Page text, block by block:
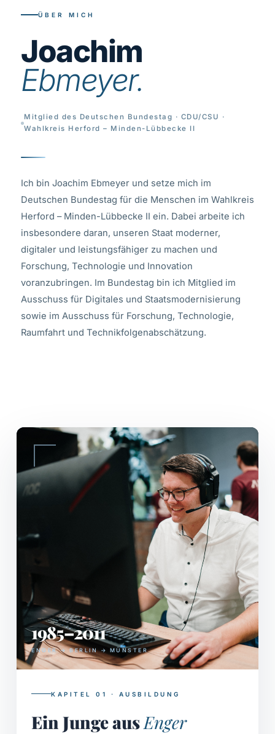
ÜBER MICH
Joachim
Ebmeyer.
Mitglied des Deutschen Bundestag · CDU/CSU ·
Wahlkreis Herford – Minden-Lübbecke II
Ich bin Joachim Ebmeyer und setze mich im
Deutschen Bundestag für die Menschen im Wahlkreis
Herford – Minden-Lübbecke II ein. Dabei arbeite ich
insbesondere daran, unseren Staat moderner,
digitaler und leistungsfähiger zu machen und
Forschung, Technologie und Innovation
voranzubringen. Im Bundestag bin ich Mitglied im
Ausschuss für Digitales und Staatsmodernisierung
sowie im Ausschuss für Forschung, Technologie,
Raumfahrt und Technikfolgenabschätzung.
1985–2011
ENGER → BERLIN → MÜNSTER
KAPITEL 01 · AUSBILDUNG
Ein Junge ausEnger